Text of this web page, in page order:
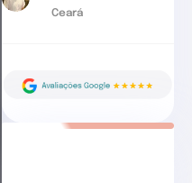
Ceará